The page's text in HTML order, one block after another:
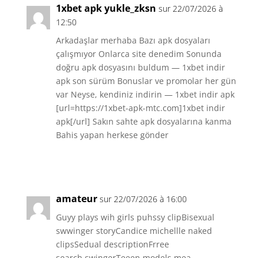
1xbet apk yukle_zksn sur 22/07/2026 à
12:50
Arkadaşlar merhaba Bazı apk dosyaları
çalışmıyor Onlarca site denedim Sonunda
doğru apk dosyasını buldum — 1xbet indir
apk son sürüm Bonuslar ve promolar her gün
var Neyse, kendiniz indirin — 1xbet indir apk
[url=https://1xbet-apk-mtc.com]1xbet indir
apk[/url] Sakın sahte apk dosyalarına kanma
Bahis yapan herkese gönder
amateur sur 22/07/2026 à 16:00
Guyy plays wih girls puhssy clipBisexual
swwinger storyCandice michellle naked
clipsSedual descriptionFrree